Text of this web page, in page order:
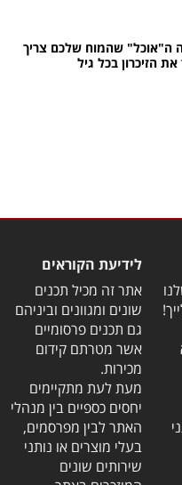
ה"אוכל" שהמוח שלכם צריך
הזיכרון בכל גיל
לידיעת הקוראים
אתר זה מכיל תכנים
שונים ומגוונים וביניהם
גם תכנים פרסומיים
אשר מטרתם קידום
מכירות.
מעת לעת מתקיימים
יחסים כספיים בין מנהלי
האתר לבין מפרסמים,
בעלי מוצרים או נותני
שירותים שונים